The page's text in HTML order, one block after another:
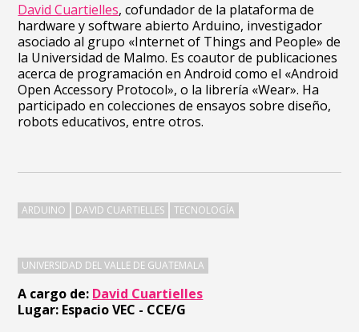
A cargo de: David Cuartielles
Lugar: Espacio VEC - CCE/G
David Cuartielles, cofundador de la plataforma de
hardware y software abierto Arduino, investigador
asociado al grupo «Internet of Things and People» de
la Universidad de Malmo. Es coautor de publicaciones
acerca de programación en Android como el «Android
Open Accessory Protocol», o la librería «Wear». Ha
participado en colecciones de ensayos sobre diseño,
robots educativos, entre otros.
ARDUINO DAVID CUARTIELLES TECNOLOGÍA
UNIVERSIDAD DEL VALLE DE GUATEMALA